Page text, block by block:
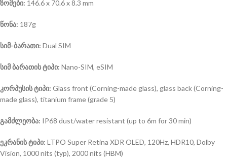
ზომები: 146.6 x 70.6 x 8.3 mm
წონა: 187g
სიმ-ბარათი: Dual SIM
სიმ ბარათის ტიპი: Nano-SIM, eSIM
კორპუსის ტიპი: Glass front (Corning-made glass), glass back (Corning-
made glass), titanium frame (grade 5)
გამძლეობა: IP68 dust/water resistant (up to 6m for 30 min)
ეკრანის ტიპი: LTPO Super Retina XDR OLED, 120Hz, HDR10, Dolby
Vision, 1000 nits (typ), 2000 nits (HBM)